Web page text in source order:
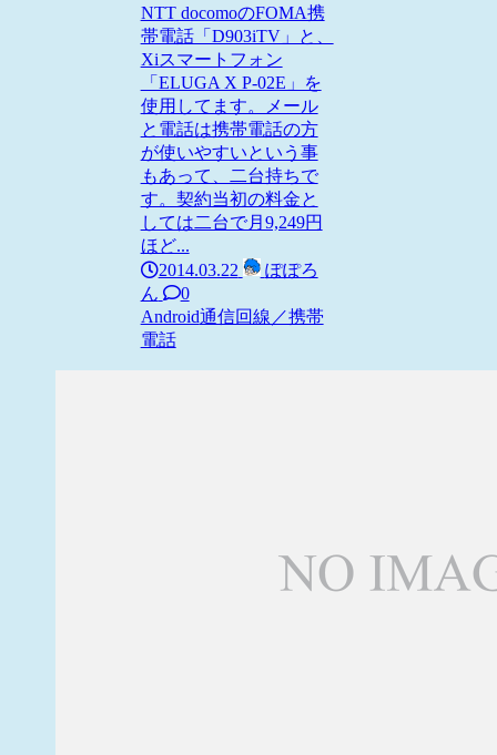
NTT docomoのFOMA携
帯電話「D903iTV」と、
Xiスマートフォン
「ELUGA X P-02E」を
使用してます。メール
と電話は携帯電話の方
が使いやすいという事
もあって、二台持ちで
す。契約当初の料金と
しては二台で月9,249円
ほど...
2014.03.22
ぽぽろ
ん
0
Android通信回線／携帯
電話